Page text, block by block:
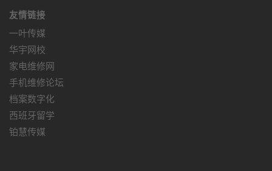
友情链接
一叶传媒
华宇网校
家电维修网
手机维修论坛
档案数字化
西班牙留学
铂慧传媒